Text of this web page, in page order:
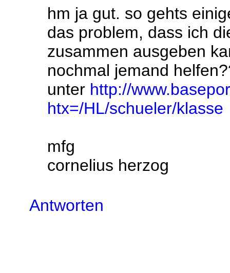
hm ja gut. so gehts
das problem, dass ich
zusammen ausgeben
nochmal jemand
unter http://
htx=/HL/schueler/klasse
mfg
cornelius herzog
Antworten